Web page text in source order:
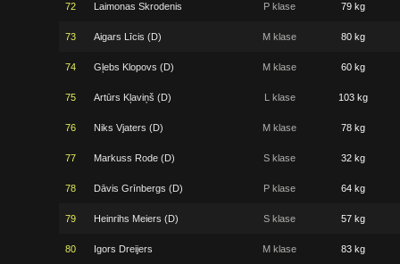
72 Laimonas Skrodenis P klase 79 kg
73 Aigars Līcis (D) M klase 80 kg
74 Gļebs Klopovs (D) M klase 60 kg
75 Artūrs Kļaviņš (D) L klase 103 kg
76 Niks Vjaters (D) M klase 78 kg
77 Markuss Rode (D) S klase 32 kg
78 Dāvis Grīnbergs (D) P klase 64 kg
79 Heinrihs Meiers (D) S klase 57 kg
80 Igors Dreijers M klase 83 kg